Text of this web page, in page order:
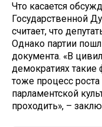
Что касается
Государственной
считает, что
Однако партии
документа. «В
демократиях
тоже процесс
парламентской
проходить», –